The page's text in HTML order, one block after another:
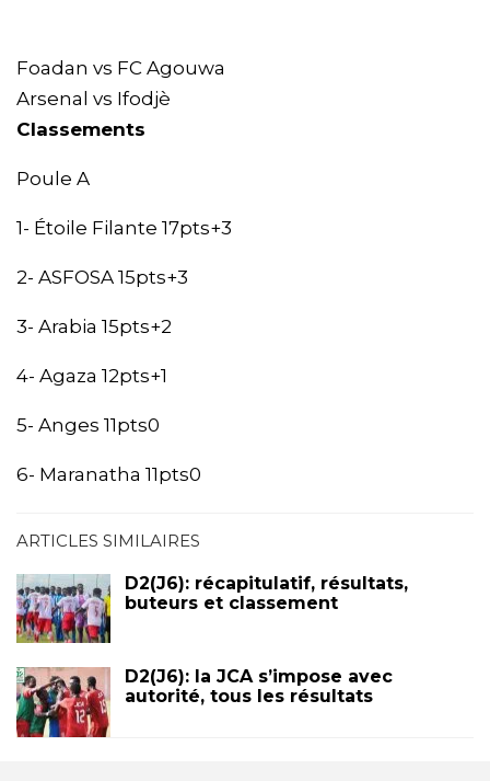
Foadan vs FC Agouwa
Arsenal vs Ifodjè
Classements
Poule A
1- Étoile Filante 17pts+3
2- ASFOSA 15pts+3
3- Arabia 15pts+2
4- Agaza 12pts+1
5- Anges 11pts0
6- Maranatha 11pts0
ARTICLES SIMILAIRES
D2(J6): récapitulatif, résultats,
buteurs et classement
D2(J6): la JCA s’impose avec
autorité, tous les résultats